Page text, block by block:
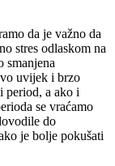
da je važno da
stres odlaskom na
smanjena
uvijek i brzo
period, a ako i
se vraćamo
do
je bolje pokušati